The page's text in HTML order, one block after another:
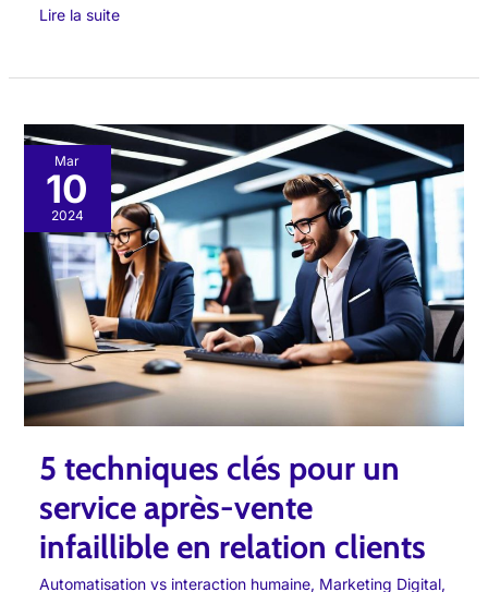
Lire la suite
Mar
10
2024
5 techniques clés pour un
service après-vente
infaillible en relation clients
Automatisation vs interaction humaine, Marketing Digital,
techniques
clés
pour
un
service
après-
vente
infaillible
en
clients